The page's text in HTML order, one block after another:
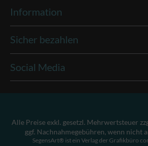
Information
Sicher bezahlen
Social Media
Alle Preise exkl. gesetzl. Mehrwertsteuer
ggf. Nachnahmegebühren, wenn nicht
SegensArt® ist ein Verlag der Grafikbüro